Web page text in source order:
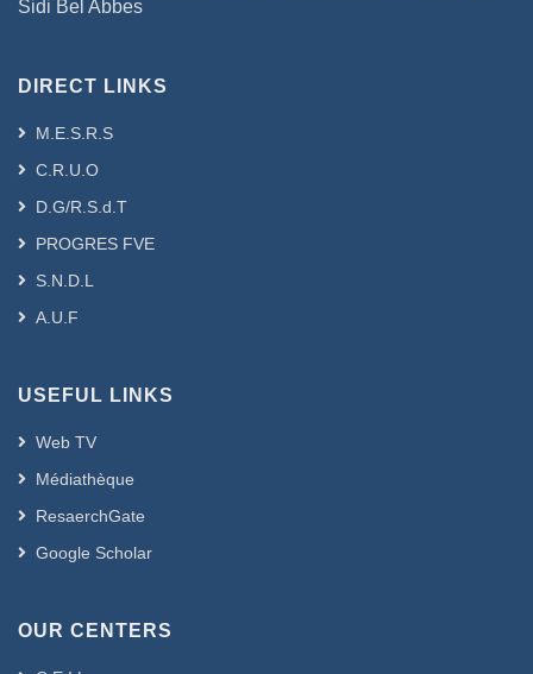
Sidi Bel Abbes
DIRECT LINKS
M.E.S.R.S
C.R.U.O
D.G/R.S.d.T
PROGRES FVE
S.N.D.L
A.U.F
USEFUL LINKS
Web TV
Médiathèque
ResaerchGate
Google Scholar
OUR CENTERS